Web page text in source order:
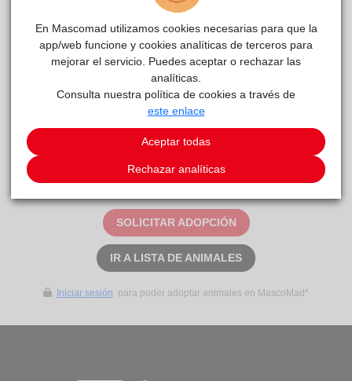
reside actualmente en el centro de acogida
Centro de Protección Animal
Este animal aún no ha recibido solicitudes de
SOLICITAR ADOPCIÓN
IR A LISTA DE ANIMALES
Iniciar sesión para poder adoptar animales en MascoMad*
En Mascomad utilizamos cookies necesarias para que la
app/web funcione y cookies analíticas de terceros para
mejorar el servicio. Puedes aceptar o rechazar las
analíticas.
Consulta nuestra política de cookies a través de
este enlace
Aceptar todas
Rechazar analíticas